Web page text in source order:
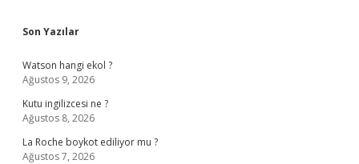
Sidebar
Son Yazılar
Watson hangi ekol ?
Ağustos 9, 2026
Kutu ingilizcesi ne ?
Ağustos 8, 2026
La Roche boykot ediliyor mu ?
Ağustos 7, 2026